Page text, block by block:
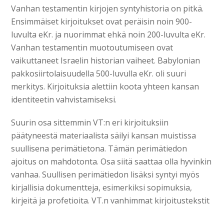
Vanhan testamentin kirjojen syntyhistoria on pitkä.
Ensimmäiset kirjoitukset ovat peräisin noin 900-
luvulta eKr. ja nuorimmat ehkä noin 200-luvulta eKr.
Vanhan testamentin muotoutumiseen ovat
vaikuttaneet Israelin historian vaiheet. Babylonian
pakkosiirtolaisuudella 500-luvulla eKr. oli suuri
merkitys. Kirjoituksia alettiin koota yhteen kansan
identiteetin vahvistamiseksi.
Suurin osa sittemmin VT:n eri kirjoituksiin
päätyneestä materiaalista säilyi kansan muistissa
suullisena perimätietona. Tämän perimätiedon
ajoitus on mahdotonta. Osa siitä saattaa olla hyvinkin
vanhaa. Suullisen perimätiedon lisäksi syntyi myös
kirjallisia dokumentteja, esimerkiksi sopimuksia,
kirjeitä ja profetioita. VT.n vanhimmat kirjoitustekstit